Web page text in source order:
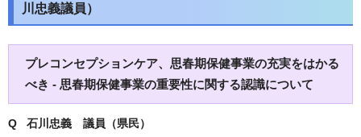
川忠義議員）
プレコンセプションケア、思春期保健事業の充実をはかる
べき - 思春期保健事業の重要性に関する認識について
Q 石川忠義 議員（県民）